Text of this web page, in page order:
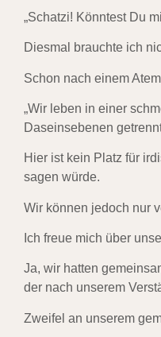
„Schatzi! Könntest Du
Diesmal brauchte ich
Schon nach einem
„Wir leben in einer
Daseinsebenen
Hier ist kein Platz für
sagen würde.
Wir können jedoch nur
Ich freue mich über
Ja, wir hatten
der nach unserem
Zweifel an unserem